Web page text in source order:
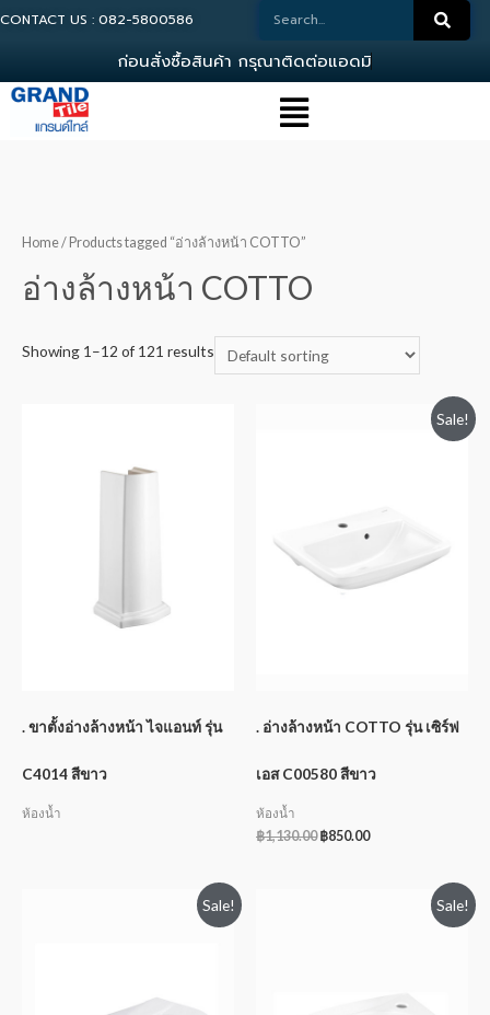
CONTACT US : 082-5800586
อนสงซอสนคา ก รณาตดตอแอดมน
Home/ Products tagged “อ่างล้างหน้า COTTO”
อ่างล้างหน้า COTTO
Showing 1–12 of 121 results
. ขาตั้งอ่างล้างหน้า ไจแอนท์ รุ่น
C4014 สีขาว
ห้องน้ำ
Sale!
. อ่างล้างหน้า COTTO รุ่น เซิร์ฟ
เอส C00580 สีขาว
ห้องน้ำ
฿1,130.00 ฿850.00
Sale! Sale!